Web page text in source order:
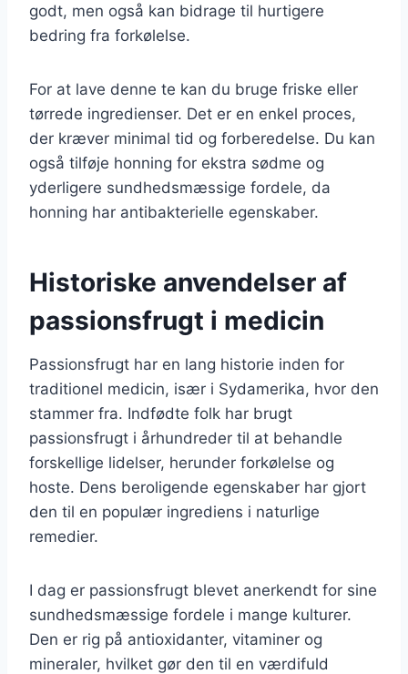
godt, men også kan bidrage til hurtigere
bedring fra forkølelse.
For at lave denne te kan du bruge friske eller
tørrede ingredienser. Det er en enkel proces,
der kræver minimal tid og forberedelse. Du kan
også tilføje honning for ekstra sødme og
yderligere sundhedsmæssige fordele, da
honning har antibakterielle egenskaber.
Historiske anvendelser af
passionsfrugt i medicin
Passionsfrugt har en lang historie inden for
traditionel medicin, især i Sydamerika, hvor den
stammer fra. Indfødte folk har brugt
passionsfrugt i århundreder til at behandle
forskellige lidelser, herunder forkølelse og
hoste. Dens beroligende egenskaber har gjort
den til en populær ingrediens i naturlige
remedier.
I dag er passionsfrugt blevet anerkendt for sine
sundhedsmæssige fordele i mange kulturer.
Den er rig på antioxidanter, vitaminer og
mineraler, hvilket gør den til en værdifuld